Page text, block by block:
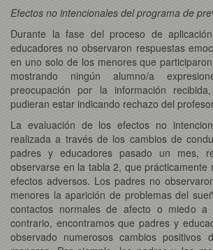
Efectos no intencionales del programa de
Durante la fase del proceso de
educadores no observaron respuestas
en uno solo de los menores que
mostrando ningún alumno/a
preocupación por la información
pudieran estar indicando rechazo del
La evaluación de los efectos no
realizada a través de los cambios de
padres y educadores pasado un mes,
observarse en la tabla 2, que prácticamente
efectos adversos. Los padres no
menores la aparición de problemas del
contactos normales de afecto o miedo
contrario, encontramos que padres y
observado numerosos cambios positivos